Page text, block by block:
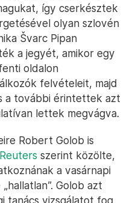
így cserkésztek
olyan szlovén
Švarc Pipan
a jegyét, amikor egy
oldalon
felvételeit, majd
a további érintettek azt
lettek megvágva.
Robert Golob is
szerint közölte,
a vasárnapi
Golob azt
tanács vizsgálatot fog